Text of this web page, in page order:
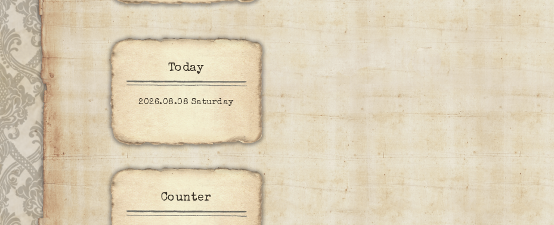
Today
2026.08.08 Saturday
Counter